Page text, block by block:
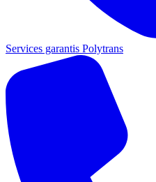
Services garantis Polytrans